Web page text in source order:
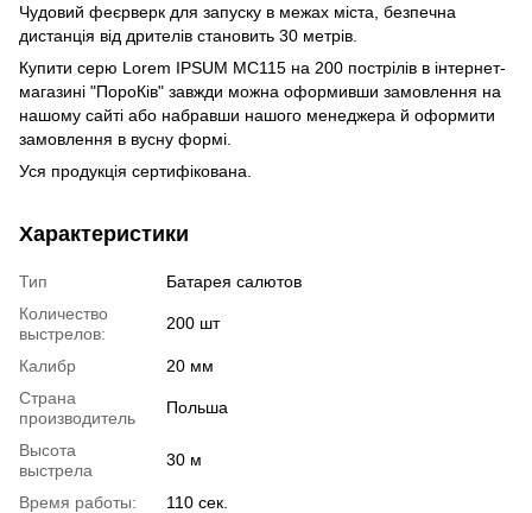
Чудовий феєрверк для запуску в межах міста, безпечна
дистанція від дрителів становить 30 метрів.
Купити серю Lorem IPSUM MC115 на 200 пострілів в інтернет-
магазині "ПороКів" завжди можна оформивши замовлення на
нашому сайті або набравши нашого менеджера й оформити
замовлення в вусну формі.
Уся продукція сертифікована.
Характеристики
Тип
Батарея салютов
Количество
выстрелов:
200 шт
Калибр
20 мм
Страна
производитель
Польша
Высота
выстрела
30 м
Время работы:
110 сек.